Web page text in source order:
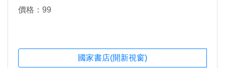
價格：99
國家書店(開新視窗)